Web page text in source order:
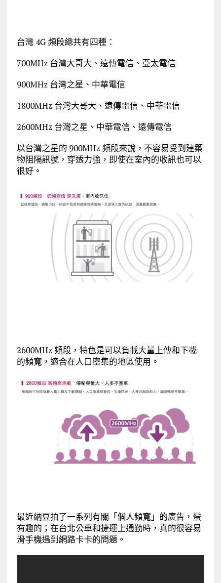
台灣 4G 頻段總共有四種：
700MHz 台灣大哥大、遠傳電信、亞太電信
900MHz 台灣之星、中華電信
1800MHz 台灣大哥大、遠傳電信、中華電信
2600MHz 台灣之星、中華電信、遠傳電信
以台灣之星的 900MHz 頻段來說，不容易受到建築
物阻隔訊號，穿透力強，即使在室內的收訊也可以
很好。
2600MHz 頻段，特色是可以負載大量上傳和下載
的頻寬，適合在人口密集的地區使用。
最近納豆拍了一系列有關「個人頻寬」的廣告，蠻
有趣的；在台北公車和捷運上通勤時，真的很容易
滑手機遇到網路卡卡的問題。